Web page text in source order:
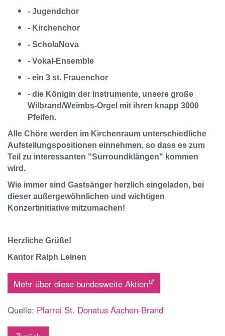
- Jugendchor
- Kirchenchor
- ScholaNova
- Vokal-Ensemble
- ein 3 st. Frauenchor
- die Königin der Instrumente, unsere große
Wilbrand/Weimbs-Orgel mit ihren knapp 3000
Pfeifen.
Alle Chöre werden im Kirchenraum unterschiedliche
Aufstellungspositionen einnehmen, so dass es zum
Teil zu interessanten "Surroundklängen" kommen
wird.
Wie immer sind Gastsänger herzlich eingeladen, bei
dieser außergewöhnlichen und wichtigen
Konzertinitiative mitzumachen!
Herzliche Grüße!
Kantor Ralph Leinen
Mehr über diese bundesweite Aktion
Quelle: Pfarrei St. Donatus Aachen-Brand